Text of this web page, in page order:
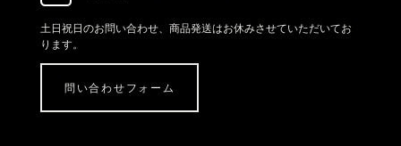
土日祝日のお問い合わせ、 商品発送はお休みさせていただいてお
ります。
問い合わせフォーム